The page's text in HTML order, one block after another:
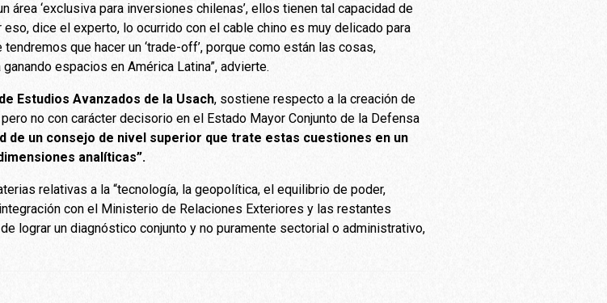
área ‘exclusiva para inversiones chilenas’, ellos tienen tal capacidad de
dice el experto, lo ocurrido con el cable chino es muy delicado para
que hacer un ‘trade-off’, porque como están las cosas,
espacios en América Latina”, advierte.
Estudios Avanzados de la Usach, sostiene respecto a la creación de
no con carácter decisorio en el Estado Mayor Conjunto de la Defensa
de un consejo de nivel superior que trate estas cuestiones en un
analíticas”.
relativas a la “tecnología, la geopolítica, el equilibrio de poder,
con el Ministerio de Relaciones Exteriores y las restantes
lograr un diagnóstico conjunto y no puramente sectorial o administrativo,